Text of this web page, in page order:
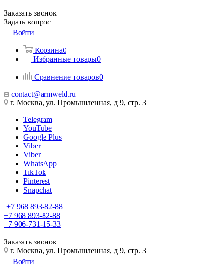
Заказать звонок
Задать вопрос
Войти
Корзина0
Избранные товары0
Сравнение товаров0
contact@armweld.ru
г. Москва, ул. Промышленная, д 9, стр. 3
Telegram
YouTube
Google Plus
Viber
Viber
WhatsApp
TikTok
Pinterest
Snapchat
+7 968 893-82-88
+7 968 893-82-88
+7 906-731-15-33
Заказать звонок
г. Москва, ул. Промышленная, д 9, стр. 3
Войти